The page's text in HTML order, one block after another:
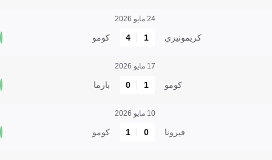
24 مايو 2026
كريمونيزي 1
4 كومو
17 مايو 2026
كومو 1
0 بارما
10 مايو 2026
فيرونا 0
1 كومو